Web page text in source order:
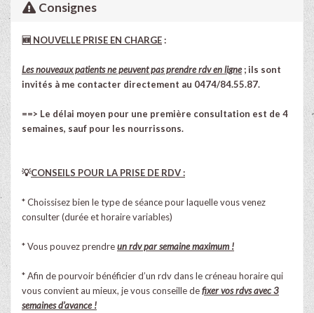
Consignes
🆕 NOUVELLE PRISE EN CHARGE:
Les nouveaux patientsne peuvent pas prendre rdv en ligne; ils sont
invités à me contacter directement au 0474/84.55.87.
==> Le délai moyen pour une première consultation est de 4
semaines, sauf pour les nourrissons.
💡CONSEILS POUR LA PRISE DE RDV :
* Choissisez bien le type de séance pour laquelle vous venez
consulter (durée et horaire variables)
* Vous pouvez prendreun rdv par semaine maximum !
* Afin de pourvoir bénéficier d’un rdv dans le créneau horaire qui
vous convient au mieux, je vous conseille defixer vos rdvs avec 3
semaines d’avance !